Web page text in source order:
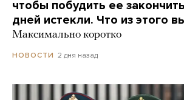
чтобы побудить ее
дней истекли. Что из этого
Максимально коротко
НОВОСТИ 2 дня назад